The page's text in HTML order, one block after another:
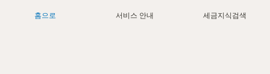
홈으로 서비스 안내 세금지식검색